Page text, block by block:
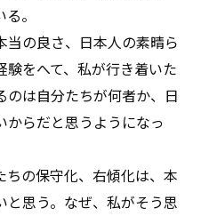
。
の良さ、日本人の素晴ら
験をへて、私が行き着いた
は自分たちが何者か、日
らだと思うようになっ
の保守化、右傾化は、本
思う。なぜ、私がそう思